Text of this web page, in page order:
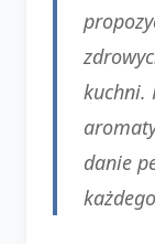
kuchni.
danie